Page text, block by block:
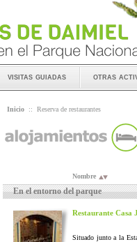
visitas guiadas otras
Inicio :: Reserva de restaurantes
Nombre
En el entorno del parque
Restaurante Casa
Situado junto a la